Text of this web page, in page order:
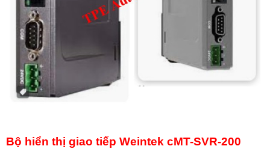
Bộ hiển thị giao tiếp Weintek cMT-SVR-200